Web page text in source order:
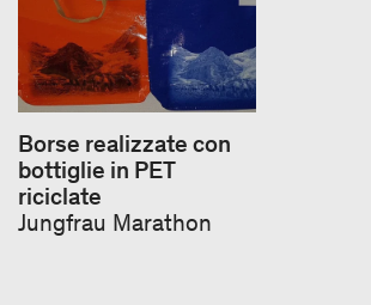
Borse realizzate con
bottiglie in PET
riciclate
Jungfrau Marathon